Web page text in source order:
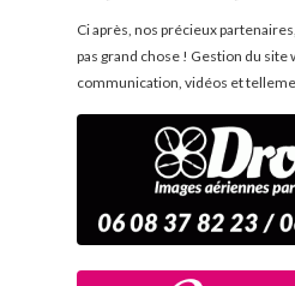
Ci après, nos précieux
pas grand chose ! Gestion du site
communication, vidéos et